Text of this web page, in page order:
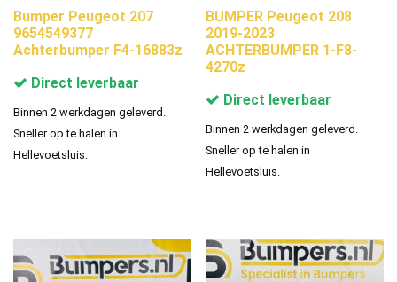
Bumper Peugeot 207
9654549377
Achterbumper F4-16883z
Direct leverbaar
Binnen 2 werkdagen geleverd.
Sneller op te halen in
Hellevoetsluis.
BUMPER Peugeot 208
2019-2023
ACHTERBUMPER 1-F8-
4270z
Direct leverbaar
Binnen 2 werkdagen geleverd.
Sneller op te halen in
Hellevoetsluis.